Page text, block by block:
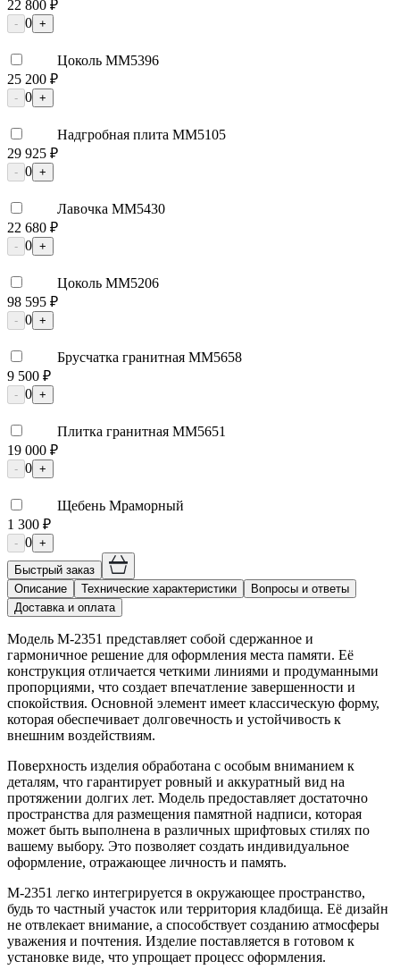
22 800 ₽
- 0 +
Цоколь ММ5396
25 200 ₽
- 0 +
Надгробная плита ММ5105
29 925 ₽
- 0 +
Лавочка ММ5430
22 680 ₽
- 0 +
Цоколь ММ5206
98 595 ₽
- 0 +
Брусчатка гранитная ММ5658
9 500 ₽
- 0 +
Плитка гранитная ММ5651
19 000 ₽
- 0 +
Щебень Мраморный
1 300 ₽
- 0 +
Быстрый заказ
Описание
Технические характеристики
Вопросы и ответы
Доставка и оплата
Модель М-2351 представляет собой сдержанное и
гармоничное решение для оформления места памяти. Её
конструкция отличается четкими линиями и продуманными
пропорциями, что создает впечатление завершенности и
спокойствия. Основной элемент имеет классическую форму,
которая обеспечивает долговечность и устойчивость к
внешним воздействиям.
Поверхность изделия обработана с особым вниманием к
деталям, что гарантирует ровный и аккуратный вид на
протяжении долгих лет. Модель предоставляет достаточно
пространства для размещения памятной надписи, которая
может быть выполнена в различных шрифтовых стилях по
вашему выбору. Это позволяет создать индивидуальное
оформление, отражающее личность и память.
М-2351 легко интегрируется в окружающее пространство,
будь то частный участок или территория кладбища. Её дизайн
не отвлекает внимание, а способствует созданию атмосферы
уважения и почтения. Изделие поставляется в готовом к
установке виде, что упрощает процесс оформления.